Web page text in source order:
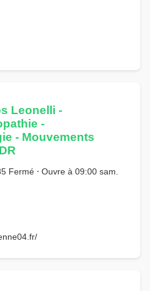
Leonelli -
-
- Mouvements
Fermé ⋅ Ouvre à 09:00 sam.